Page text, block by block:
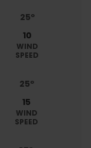
25º
10
WIND
SPEED
25º
15
WIND
SPEED